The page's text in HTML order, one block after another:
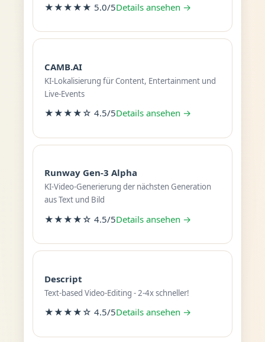
★★★★★ 5.0/5Details ansehen →
CAMB.AI
KI-Lokalisierung für Content, Entertainment und
Live-Events
★★★★☆ 4.5/5Details ansehen →
Runway Gen-3 Alpha
KI-Video-Generierung der nächsten Generation
aus Text und Bild
★★★★☆ 4.5/5Details ansehen →
Descript
Text-based Video-Editing - 2-4x schneller!
★★★★☆ 4.5/5Details ansehen →